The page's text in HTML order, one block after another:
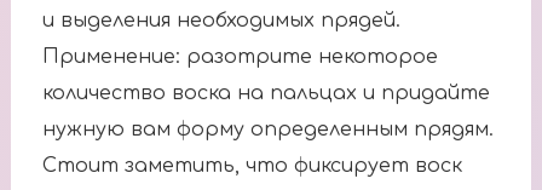
и выделения необходимых прядей.
Применение: разотрите некоторое
количество воска на пальцах и придайте
нужную вам форму определенным прядям.
Стоит заметить, что фиксирует воск